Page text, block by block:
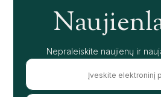
Nepraleiskite naujienų ir